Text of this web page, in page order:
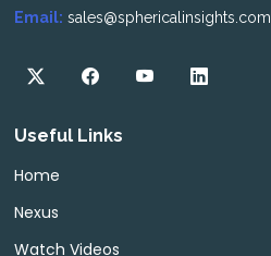
Email: sales@sphericalinsights.com
Useful Links
Home
Nexus
Watch Videos